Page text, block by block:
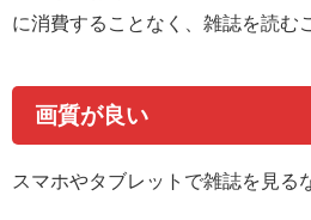
に消費することなく、雑誌を読む
画質が良い
スマホやタブレットで雑誌を見る